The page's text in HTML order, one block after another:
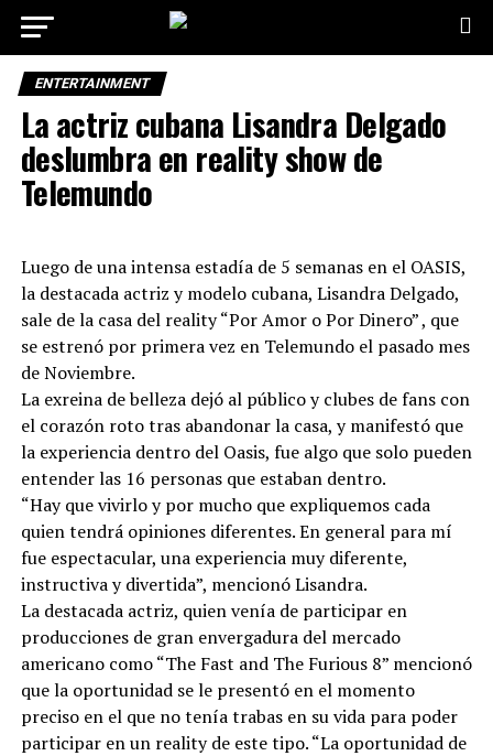
ENTERTAINMENT
La actriz cubana Lisandra Delgado
deslumbra en reality show de
Telemundo
Luego de una intensa estadía de 5 semanas en el OASIS,
la destacada actriz y modelo cubana, Lisandra Delgado,
sale de la casa del reality “Por Amor o Por Dinero” , que
se estrenó por primera vez en Telemundo el pasado mes
de Noviembre.
La exreina de belleza dejó al público y clubes de fans con
el corazón roto tras abandonar la casa, y manifestó que
la experiencia dentro del Oasis, fue algo que solo pueden
entender las 16 personas que estaban dentro.
“Hay que vivirlo y por mucho que expliquemos cada
quien tendrá opiniones diferentes. En general para mí
fue espectacular, una experiencia muy diferente,
instructiva y divertida”, mencionó Lisandra.
La destacada actriz, quien venía de participar en
producciones de gran envergadura del mercado
americano como “The Fast and The Furious 8” mencionó
que la oportunidad se le presentó en el momento
preciso en el que no tenía trabas en su vida para poder
participar en un reality de este tipo. “La oportunidad de